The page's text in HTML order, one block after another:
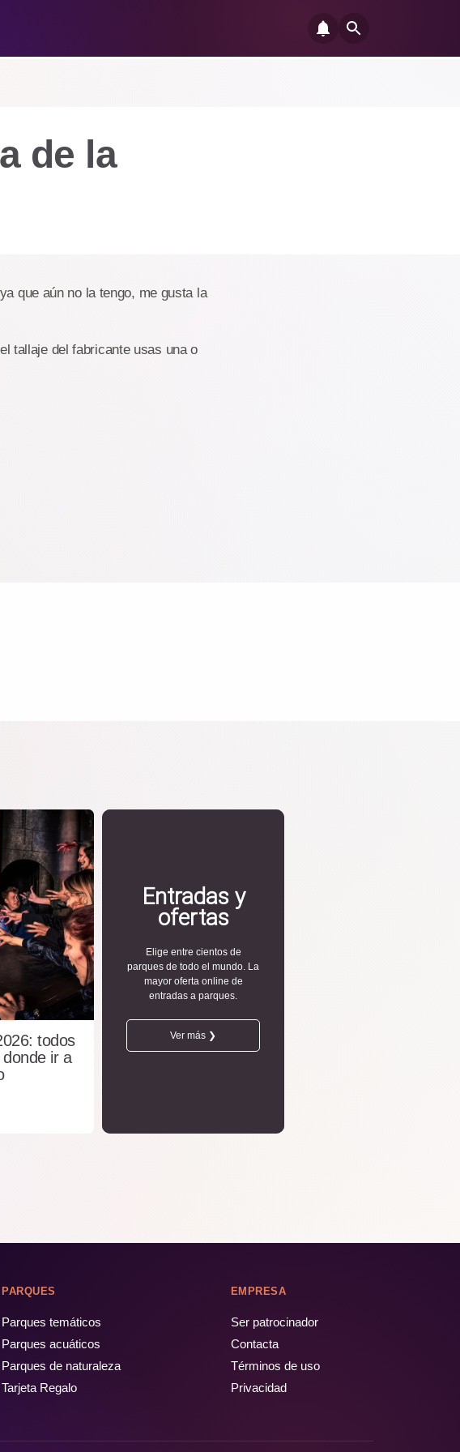
de la
que aún no la tengo, me gusta la
tallaje del fabricante usas una o
todos
donde ir a
Entradas y
ofertas
Elige entre cientos de
parques de todo el mundo. La
mayor oferta online de
entradas a parques.
Ver más ❯
PARQUES
Parques temáticos
Parques acuáticos
Parques de naturaleza
Tarjeta Regalo
EMPRESA
Ser patrocinador
Contacta
Términos de uso
Privacidad